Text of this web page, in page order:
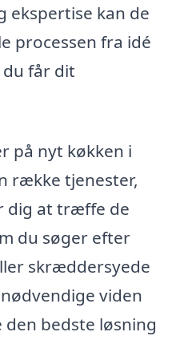
ekspertise kan de
processen fra idé
får dit
på nyt køkken i
række tjenester,
dig at træffe de
du søger efter
skræddersyede
viden
bedste løsning